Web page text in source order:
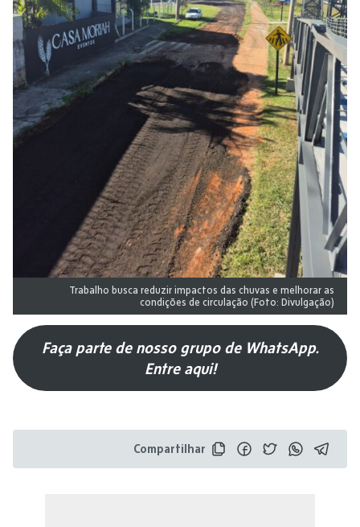
Trabalho busca reduzir impactos das chuvas e melhorar as
condições de circulação (Foto: Divulgação)
Faça parte de nosso grupo de WhatsApp.
Entre aqui!
Compartilhar